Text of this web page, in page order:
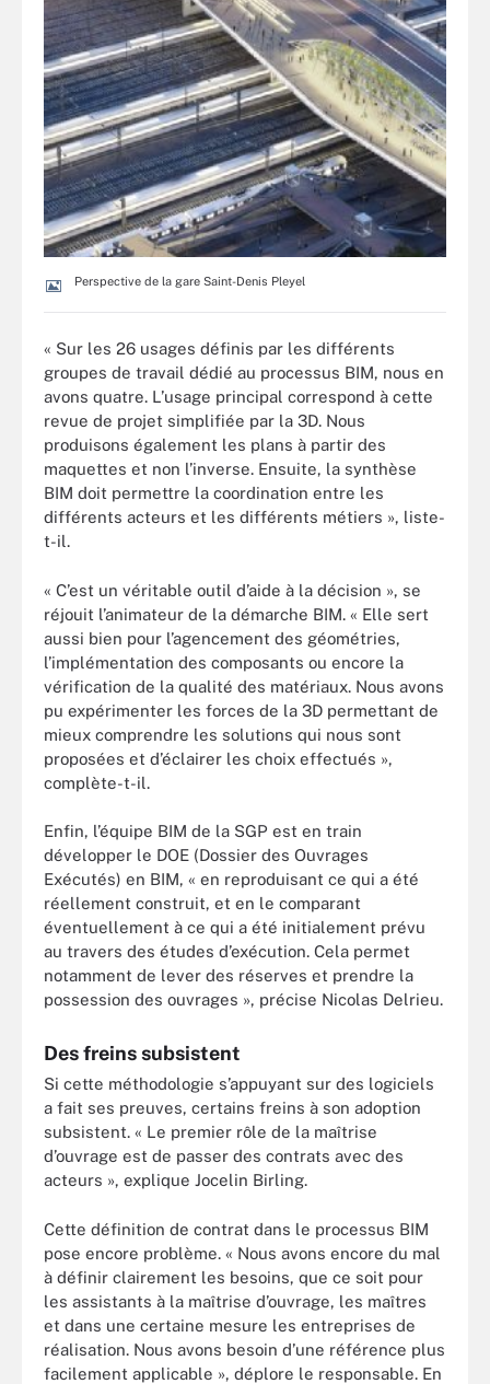
Perspective de la gare Saint-Denis Pleyel
« Sur les 26 usages définis par les différents
groupes de travail dédié au processus BIM, nous en
avons quatre. L’usage principal correspond à cette
revue de projet simplifiée par la 3D. Nous
produisons également les plans à partir des
maquettes et non l’inverse. Ensuite, la synthèse
BIM doit permettre la coordination entre les
différents acteurs et les différents métiers », liste-
t-il.
« C’est un véritable outil d’aide à la décision », se
réjouit l’animateur de la démarche BIM. « Elle sert
aussi bien pour l’agencement des géométries,
l’implémentation des composants ou encore la
vérification de la qualité des matériaux. Nous avons
pu expérimenter les forces de la 3D permettant de
mieux comprendre les solutions qui nous sont
proposées et d’éclairer les choix effectués »,
complète-t-il.
Enfin, l’équipe BIM de la SGP est en train
développer le DOE (Dossier des Ouvrages
Exécutés) en BIM, « en reproduisant ce qui a été
réellement construit, et en le comparant
éventuellement à ce qui a été initialement prévu
au travers des études d’exécution. Cela permet
notamment de lever des réserves et prendre la
possession des ouvrages », précise Nicolas Delrieu.
Des freins subsistent
Si cette méthodologie s’appuyant sur des logiciels
a fait ses preuves, certains freins à son adoption
subsistent. « Le premier rôle de la maîtrise
d’ouvrage est de passer des contrats avec des
acteurs », explique Jocelin Birling.
Cette définition de contrat dans le processus BIM
pose encore problème. « Nous avons encore du mal
à définir clairement les besoins, que ce soit pour
les assistants à la maîtrise d’ouvrage, les maîtres
et dans une certaine mesure les entreprises de
réalisation. Nous avons besoin d’une référence plus
facilement applicable », déplore le responsable. En